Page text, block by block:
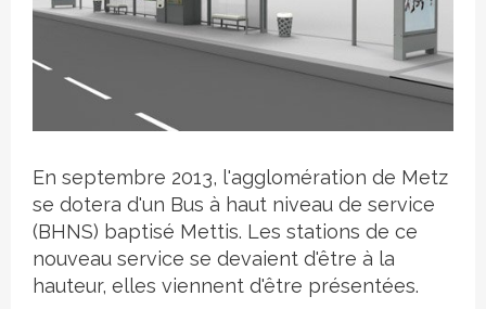
Crédit photo
En septembre 2013, l'agglomération de Metz
se dotera d'un Bus à haut niveau de service
(BHNS) baptisé Mettis. Les stations de ce
nouveau service se devaient d'être à la
hauteur, elles viennent d'être présentées.